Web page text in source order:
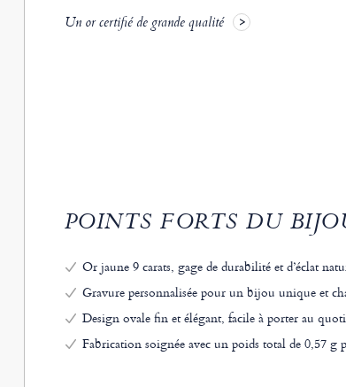
Un or certifié de grande qualité
POINTS FORTS DU
Or jaune 9 carats, gage de durabilité et d’éclat
Gravure personnalisée pour un bijou unique et
Design ovale fin et élégant, facile à porter au
Fabrication soignée avec un poids total de 0,57